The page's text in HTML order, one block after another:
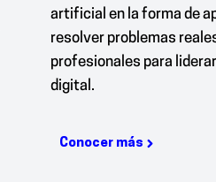
artificial en la forma de
resolver problemas
profesionales para
digital.
Conocer más